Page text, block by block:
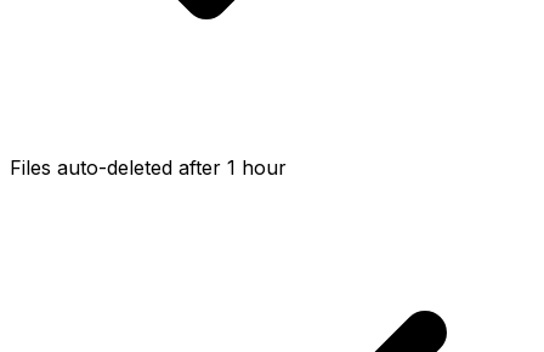
Files auto-deleted after 1 hour